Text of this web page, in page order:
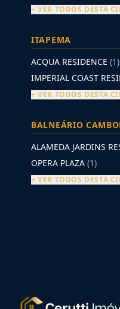
+ VER TODOS DESTA
ITAPEMA
ACQUA RESIDENCE (1)
IMPERIAL COAST
+ VER TODOS DESTA
BALNEÁRIO
ALAMEDA JARDINS
OPERA PLAZA (1)
+ VER TODOS DESTA